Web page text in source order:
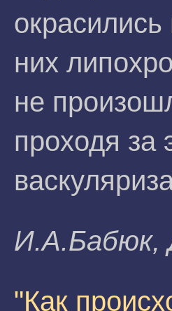
них
не
проходя за
И.A.Бaбюк,
"Как